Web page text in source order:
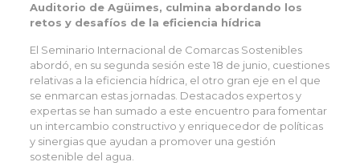
Auditorio de Agüimes, culmina abordando los
retos y desafíos de la eficiencia hídrica
El Seminario Internacional de Comarcas Sostenibles
abordó, en su segunda sesión este 18 de junio, cuestiones
relativas a la eficiencia hídrica, el otro gran eje en el que
se enmarcan estas jornadas. Destacados expertos y
expertas se han sumado a este encuentro para fomentar
un intercambio constructivo y enriquecedor de políticas
y sinergias que ayudan a promover una gestión
sostenible del agua.